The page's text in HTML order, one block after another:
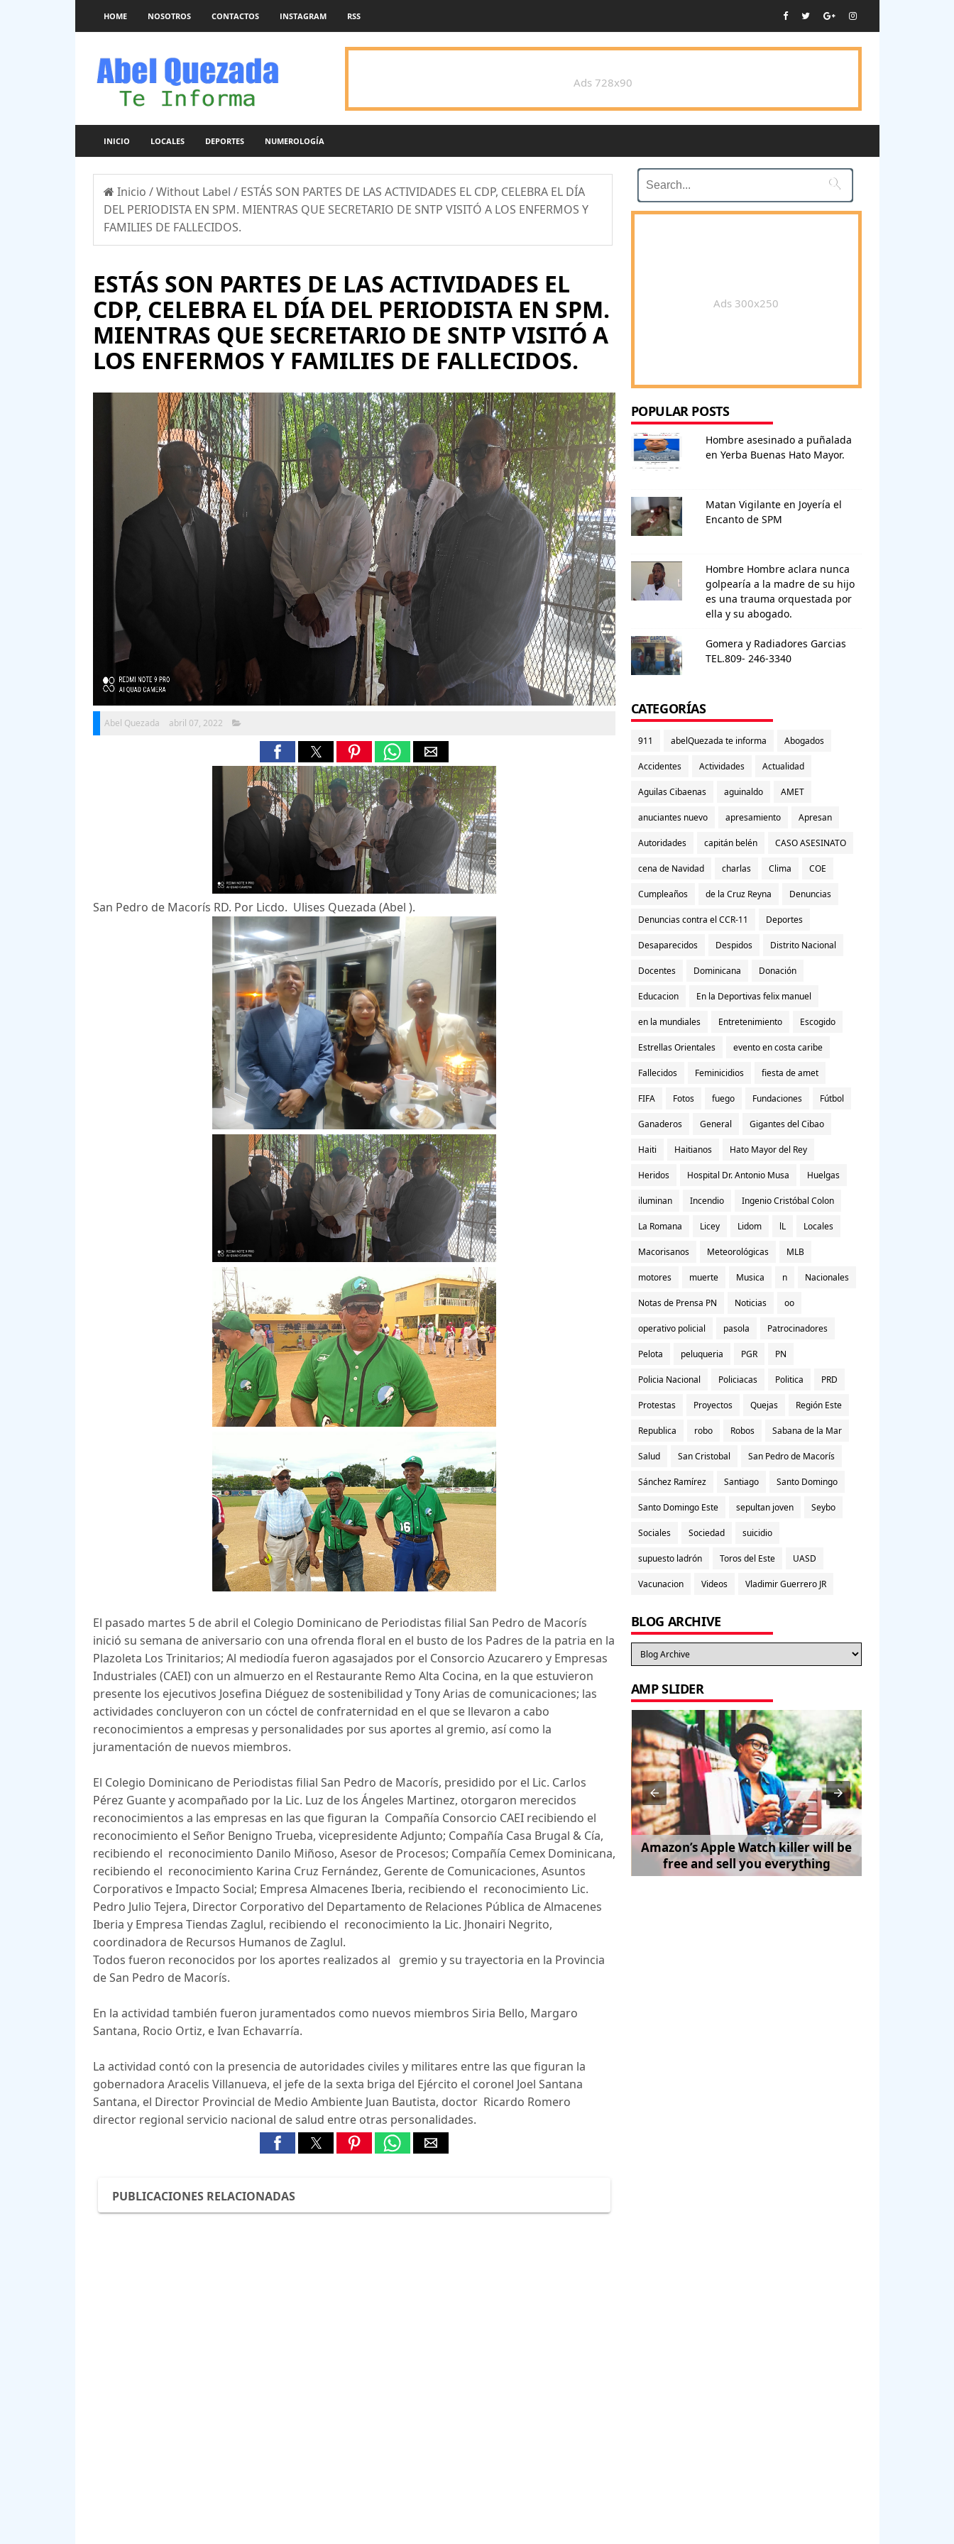
HOME NOSOTROS CONTACTOS INSTAGRAM RSS
Ads 728x90
INICIO LOCALES DEPORTES NUMEROLOGÍA
Inicio /Without Label / ESTÁS SON PARTES DE LAS ACTIVIDADES EL CDP, CELEBRA EL DÍA
DEL PERIODISTA EN SPM. MIENTRAS QUE SECRETARIO DE SNTP VISITÓ A LOS ENFERMOS Y
FAMILIES DE FALLECIDOS.
ESTÁS SON PARTES DE LAS ACTIVIDADES EL
CDP, CELEBRA EL DÍA DEL PERIODISTA EN SPM.
MIENTRAS QUE SECRETARIO DE SNTP VISITÓ A
LOS ENFERMOS Y FAMILIES DE FALLECIDOS.
Abel Quezada abril 07, 2022
San Pedro de Macorís RD. Por Licdo. Ulises Quezada (Abel ).
El pasado martes 5 de abril el Colegio Dominicano de Periodistas filial San Pedro de Macorís
inició su semana de aniversario con una ofrenda floral en el busto de los Padres de la patria en la
Plazoleta Los Trinitarios; Al mediodía fueron agasajados por el Consorcio Azucarero y Empresas
Industriales (CAEI) con un almuerzo en el Restaurante Remo Alta Cocina, en la que estuvieron
presente los ejecutivos Josefina Diéguez de sostenibilidad y Tony Arias de comunicaciones; las
actividades concluyeron con un cóctel de confraternidad en el que se llevaron a cabo
reconocimientos a empresas y personalidades por sus aportes al gremio, así como la
juramentación de nuevos miembros.
El Colegio Dominicano de Periodistas filial San Pedro de Macorís, presidido por el Lic. Carlos
Pérez Guante y acompañado por la Lic. Luz de los Ángeles Martinez, otorgaron merecidos
reconocimientos a las empresas en las que figuran la Compañía Consorcio CAEI recibiendo el
reconocimiento el Señor Benigno Trueba, vicepresidente Adjunto; Compañía Casa Brugal & Cía,
recibiendo el reconocimiento Danilo Miñoso, Asesor de Procesos; Compañía Cemex Dominicana,
recibiendo el reconocimiento Karina Cruz Fernández, Gerente de Comunicaciones, Asuntos
Corporativos e Impacto Social; Empresa Almacenes Iberia, recibiendo el reconocimiento Lic.
Pedro Julio Tejera, Director Corporativo del Departamento de Relaciones Pública de Almacenes
Iberia y Empresa Tiendas Zaglul, recibiendo el reconocimiento la Lic. Jhonairi Negrito,
coordinadora de Recursos Humanos de Zaglul.
Todos fueron reconocidos por los aportes realizados al gremio y su trayectoria en la Provincia
de San Pedro de Macorís.
En la actividad también fueron juramentados como nuevos miembros Siria Bello, Margaro
Santana, Rocio Ortiz, e Ivan Echavarría.
La actividad contó con la presencia de autoridades civiles y militares entre las que figuran la
gobernadora Aracelis Villanueva, el jefe de la sexta briga del Ejército el coronel Joel Santana
Santana, el Director Provincial de Medio Ambiente Juan Bautista, doctor Ricardo Romero
director regional servicio nacional de salud entre otras personalidades.
PUBLICACIONES RELACIONADAS

Ads 300x250
POPULAR POSTS
Hombre asesinado a puñalada
en Yerba Buenas Hato Mayor.
Matan Vigilante en Joyería el
Encanto de SPM
Hombre Hombre aclara nunca
golpearía a la madre de su hijo
es una trauma orquestada por
ella y su abogado.
Gomera y Radiadores Garcias
TEL.809- 246-3340
CATEGORÍAS
911 abelQuezada te informa Abogados
Accidentes Actividades Actualidad
Aguilas Cibaenas aguinaldo AMET
anuciantes nuevo apresamiento Apresan
Autoridades capitán belén CASO ASESINATO
cena de Navidad charlas Clima COE
Cumpleaños de la Cruz Reyna Denuncias
Denuncias contra el CCR-11 Deportes
Desaparecidos Despidos Distrito Nacional
Docentes Dominicana Donación
Educacion En la Deportivas felix manuel
en la mundiales Entretenimiento Escogido
Estrellas Orientales evento en costa caribe
Fallecidos Feminicidios fiesta de amet
FIFA Fotos fuego Fundaciones Fútbol
Ganaderos General Gigantes del Cibao
Haiti Haitianos Hato Mayor del Rey
Heridos Hospital Dr. Antonio Musa Huelgas
iluminan Incendio Ingenio Cristóbal Colon
La Romana Licey Lidom lL Locales
Macorisanos Meteorológicas MLB
motores muerte Musica n Nacionales
Notas de Prensa PN Noticias oo
operativo policial pasola Patrocinadores
Pelota peluqueria PGR PN
Policia Nacional Policiacas Politica PRD
Protestas Proyectos Quejas Región Este
Republica robo Robos Sabana de la Mar
Salud San Cristobal San Pedro de Macorís
Sánchez Ramírez Santiago Santo Domingo
Santo Domingo Este sepultan joven Seybo
Sociales Sociedad suicidio
supuesto ladrón Toros del Este UASD
Vacunacion Videos Vladimir Guerrero JR
BLOG ARCHIVE
AMP SLIDER
Amazon’s Apple Watch killer will be
free and sell you everything
Decoration Tips for your Child’s
Birthday Party